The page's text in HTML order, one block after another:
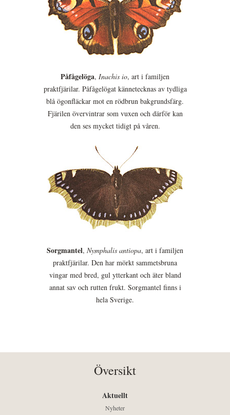
Påfågelöga, Inachis io, art i familjen
praktfjärilar. Påfågelögat kännetecknas av tydliga
blå ögonfläckar mot en rödbrun bakgrundsfärg.
Fjärilen övervintrar som vuxen och därför kan
den ses mycket tidigt på våren.
Sorgmantel, Nymphalis antiopa, art i familjen
praktfjärilar. Den har mörkt sammetsbruna
vingar med bred, gul ytterkant och äter bland
annat sav och rutten frukt. Sorgmantel finns i
hela Sverige.
Översikt
Aktuellt
Nyheter